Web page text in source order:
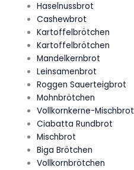
Haselnussbrot
Cashewbrot
Kartoffelbrötchen
Kartoffelbrötchen
Mandelkernbrot
Leinsamenbrot
Roggen Sauerteigbrot
Mohnbrötchen
Vollkornkerne-Mischbrot
Ciabatta Rundbrot
Mischbrot
Biga Brötchen
Vollkornbrötchen